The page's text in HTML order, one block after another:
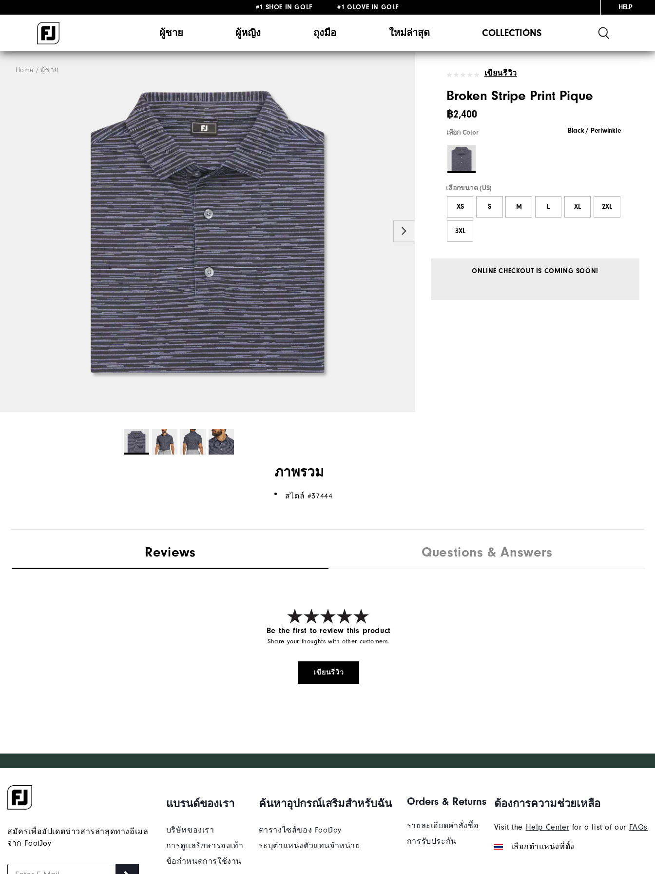
#1 SHOE IN GOLF #1 GLOVE IN GOLF HELP
ผู้ชาย ผู้หญิง ถุงมือ ใหม่ล่าสุด COLLECTIONS
Home ผู้ชาย เขียนรีวิว
Broken Stripe Print Pique
฿2,400
เลือก Color Black / Periwinkle
เลือกขนาด (US)
XS S M L XL 2XL
3XL
ONLINE CHECKOUT IS COMING SOON!
ภาพรวม
สไตล์ #37444
Reviews Questions & Answers
Be the first to review this product
Share your thoughts with other customers.
เขียนรีวิว
สมัครเพื่ออัปเดตข่าวสารล่าสุดทางอีเมล
จาก FootJoy
แบรนด์ของเรา
บริษัทของเรา
การดูแลรักษารองเท้า
ข้อกำหนดการใช้งาน
ค้นหาอุปกรณ์เสริมสำหรับฉัน
ตารางไซส์ของ FootJoy
ระบุตําแหน่งตัวแทนจําหน่าย
Orders & Returns
รายละเอียดคำสั่งซื้อ
การรับประกัน
ต้องการความช่วยเหลือ
Visit the Help Center for a list of our FAQs
เลือกตำแหน่งที่ตั้ง